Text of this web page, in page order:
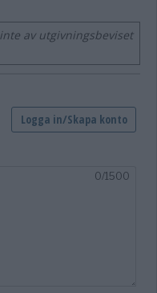
av utgivningsbeviset